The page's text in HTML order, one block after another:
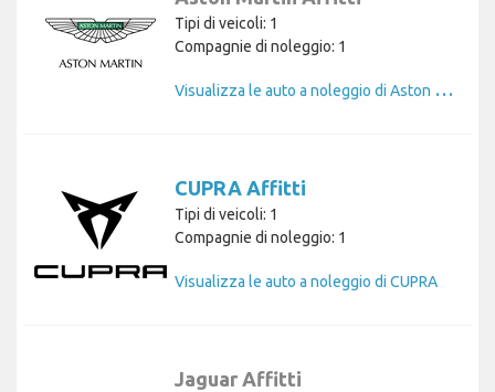
Tipi di veicoli: 1
Compagnie di noleggio: 1
V
isualizza le auto a noleggio di Aston Martin
CUPRA Affitti
Tipi di veicoli: 1
Compagnie di noleggio: 1
Visualizza le auto a noleggio di CUPRA
Jaguar Affitti